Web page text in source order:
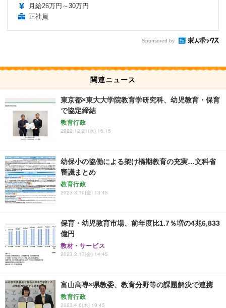
月給26万円～30万円
正社員
Sponsored by
関連ニュース
東京都×東大大学院教育学研究科、幼児教育・保育
で協定締結
教育行政
2022.12.21(水) 16:15
幼保小の協働による架け橋期教育の充実…文科省
審議まとめ
教育行政
2023.3.10(金) 13:45
保育・幼児教育市場、前年度比1.7％増の4兆6,833
億円
教材・サービス
2023.2.17(金) 14:45
富山高専×県教委、教育分野等の課題解決で連携
教育行政
2023.4.6(木) 19:45